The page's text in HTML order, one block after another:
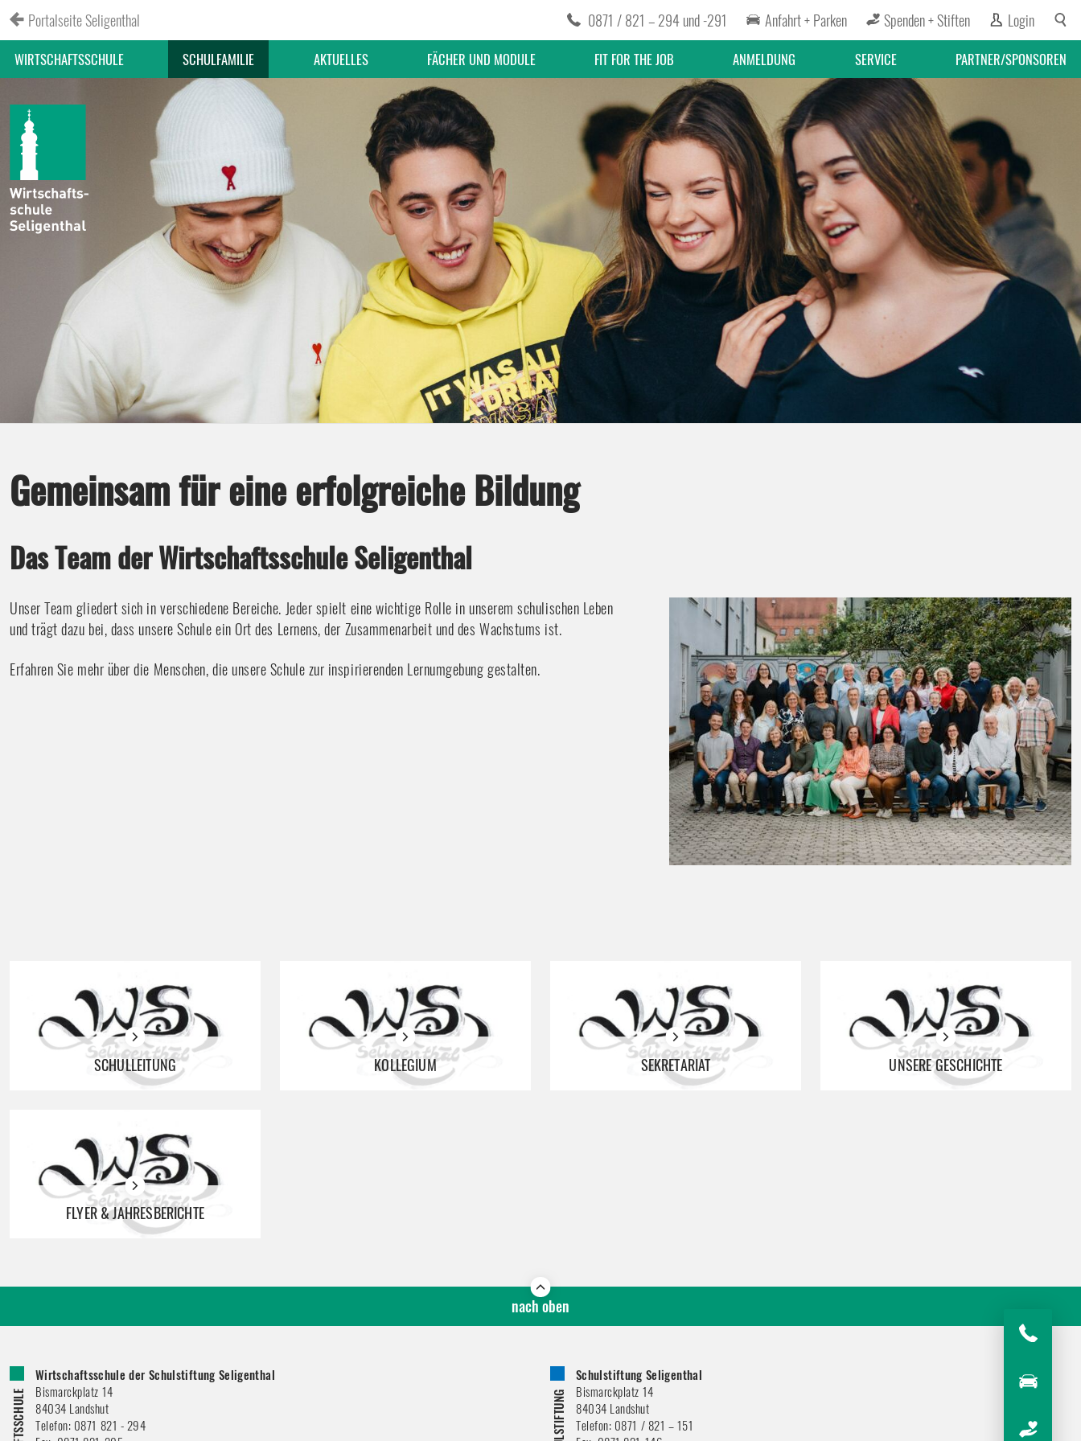
Portalseite Seligenthal 0871 / 821 – 294und-291 Anfahrt + Parken Spenden + Stiften Login
WIRTSCHAFTSSCHULE SCHULFAMILIE AKTUELLES FÄCHER UND MODULE FIT FOR THE JOB ANMELDUNG SERVICE PARTNER/SPONSOREN
Gemeinsam für eine erfolgreiche Bildung
Das Team der Wirtschaftsschule Seligenthal
Unser Team gliedert sich in verschiedene Bereiche. Jeder spielt eine wichtige Rolle in unserem schulischen Leben
und trägt dazu bei, dass unsere Schule ein Ort des Lernens, der Zusammenarbeit und des Wachstums ist.
Erfahren Sie mehr über die Menschen, die unsere Schule zur inspirierenden Lernumgebung gestalten.
SCHULLEITUNG KOLLEGIUM SEKRETARIAT UNSERE GESCHICHTE
FLYER & JAHRESBERICHTE
nach oben
Wirtschaftsschule der Schulstiftung Seligenthal
Bismarckplatz 14
84034 Landshut
Telefon: 0871 821 - 294
Schulstiftung Seligenthal
Bismarckplatz 14
84034 Landshut
Telefon: 0871 / 821 – 151